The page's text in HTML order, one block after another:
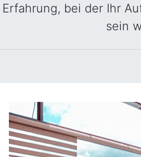
Erfahrung, bei der Ihr
sein